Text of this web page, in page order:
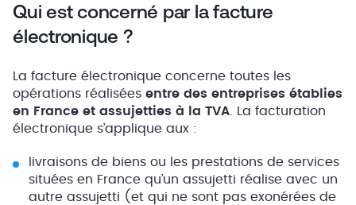
Qui est concerné par la facture
électronique ?
La facture électronique concerne toutes les
opérations réalisées entre des entreprises établies
en France et assujetties à la TVA. La facturation
électronique s’applique aux :
livraisons de biens ou les prestations de services
situées en France qu’un assujetti réalise avec un
autre assujetti (et qui ne sont pas exonérées de